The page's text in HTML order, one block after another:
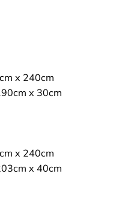
x 240cm
x 30cm
x 240cm
x 40cm